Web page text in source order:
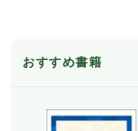
おすすめ書籍